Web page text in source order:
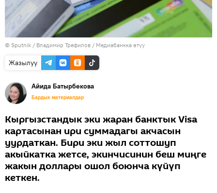
© Sputnik / Владимир Трефилов / Медиабанкка өтүү
Жазылуу
Айида Батырбекова
Бардык материалдар
Кыргызстандык эки жаран банктык Visa
картасынан ири суммадагы акчасын
уурдаткан. Бири эки жыл соттошуп
акыйкатка жетсе, экинчисинин беш миңге
жакын доллары ошол боюнча күйүп
кеткен.